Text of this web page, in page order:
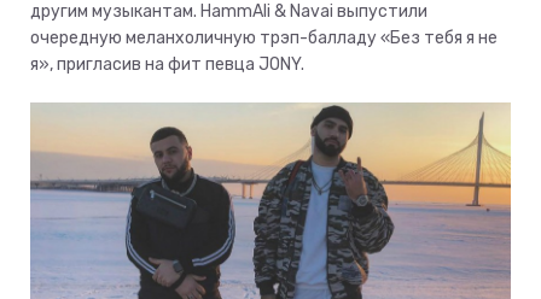
другим музыкантам. HammAli & Navai выпустили
очередную меланхоличную трэп-балладу «Без тебя я не
я», пригласив на фит певца JONY.